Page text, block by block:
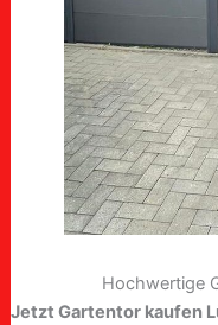
Hochwertige
Jetzt Gartentor kaufen